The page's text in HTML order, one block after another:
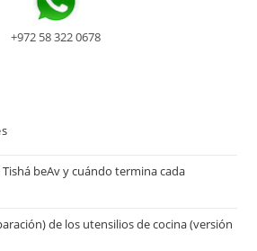
+972 58 322 0678
beAv y cuándo termina cada
de los utensilios de cocina (versión